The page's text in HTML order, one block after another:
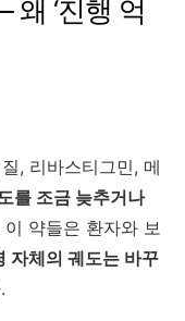
‘진행 억
, 리바스티그민, 메
를 조금 늦추거나
약들은 환자와 보
자체의 궤도는 바꾸